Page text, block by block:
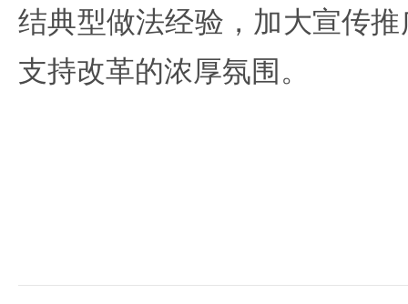
结典型做法经验，加大宣传
支持改革的浓厚氛围。